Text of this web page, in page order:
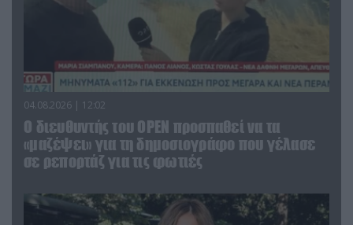
04.08.2026 | 12:02
O διευθυντής του OPEN προσπαθεί να τα
«μαζέψει» για τη δημοσιογράφο που γέλασε
σε ρεπορτάζ για τις φωτιές